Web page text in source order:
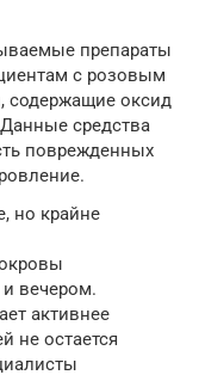
препараты
с розовым
содержащие оксид
средства
поврежденных
но крайне
вечером.
активнее
не остается